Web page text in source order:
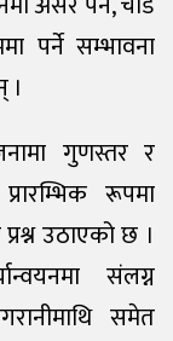
पर्ने सम्भावना
।
गुणस्तर र
रूपमा
उठाएको छ ।
संलग्न
समेत